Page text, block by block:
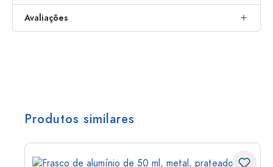
Avaliações
Produtos similares